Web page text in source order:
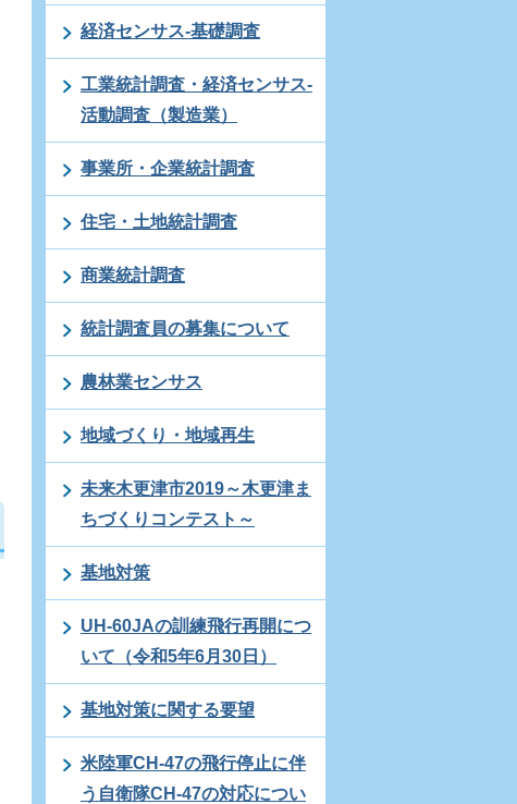
経済センサス-基礎調査
工業統計調査・経済センサス-
活動調査（製造業）
事業所・企業統計調査
住宅・土地統計調査
商業統計調査
統計調査員の募集について
農林業センサス
地域づくり・地域再生
未来木更津市2019～木更津ま
ちづくりコンテスト～
基地対策
UH-60JAの訓練飛行再開につ
いて（令和5年6月30日）
基地対策に関する要望
米陸軍CH-47の飛行停止に伴
う自衛隊CH-47の対応につい